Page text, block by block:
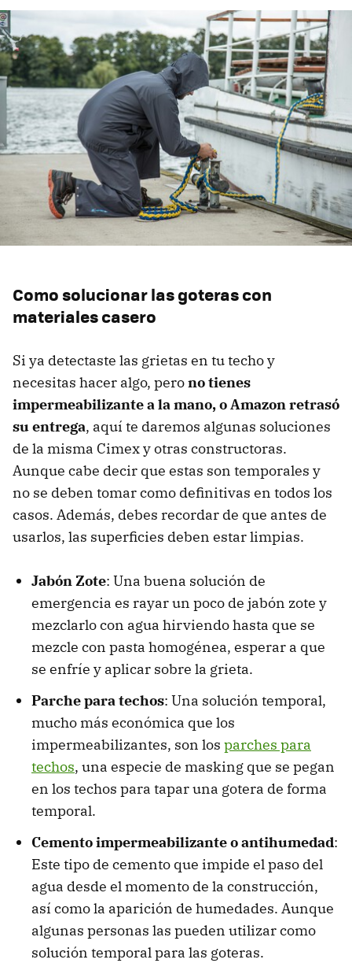
Como solucionar las goteras con
materiales casero
Si ya detectaste las grietas en tu techo y
necesitas hacer algo, perono tienes
impermeabilizante a la mano, o Amazon retrasó
su entrega, aquí te daremos algunas soluciones
de la misma Cimex y otras constructoras.
Aunque cabe decir que estas son temporales y
no se deben tomar como definitivas en todos los
casos. Además, debes recordar de que antes de
usarlos, las superficies deben estar limpias.
Jabón Zote: Una buena solución de
emergencia es rayar un poco de jabón zote y
mezclarlo con agua hirviendo hasta que se
mezcle con pasta homogénea, esperar a que
se enfríe y aplicar sobre la grieta.
Parche para techos: Una solución temporal,
mucho más económica que los
impermeabilizantes, son los parches para
techos, una especie de masking que se pegan
en los techos para tapar una gotera de forma
temporal.
Cemento impermeabilizante o antihumedad:
Este tipo de cemento que impide el paso del
agua desde el momento de la construcción,
así como la aparición de humedades. Aunque
algunas personas las pueden utilizar como
solución temporal para las goteras.